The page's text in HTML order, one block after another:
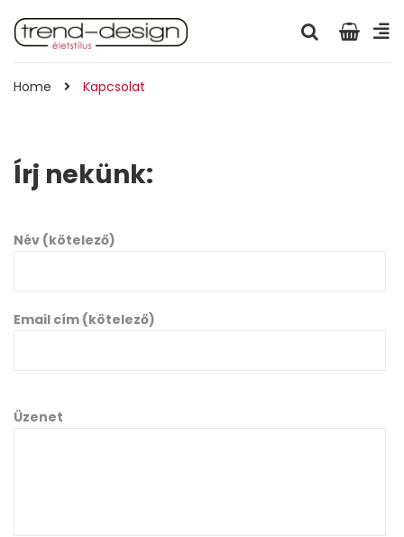
Home Kapcsolat
Írj nekünk:
Név (kötelező)
Email cím (kötelező)
Üzenet